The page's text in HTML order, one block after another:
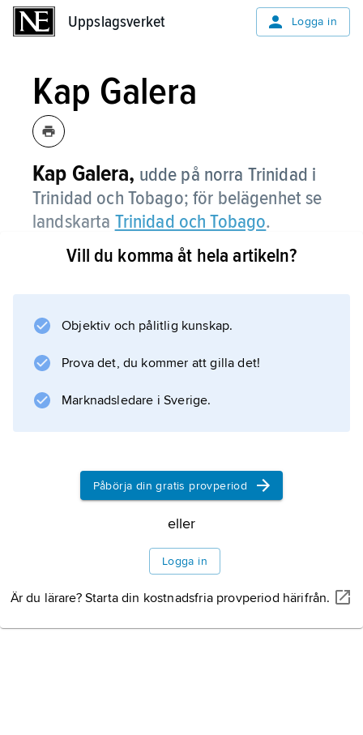
Uppslagsverket Logga in
Kap Galera
Kap Galera, udde på norra Trinidad i
Trinidad och Tobago; för belägenhet se
landskarta Trinidad och Tobago.
Information om artikeln
Vill du komma åt hela artikeln?
Objektiv och pålitlig kunskap.
Prova det, du kommer att gilla det!
Marknadsledare i Sverige.
Påbörja din gratis provperiod
eller
Logga in
Är du lärare? Starta din kostnadsfria provperiod härifrån.